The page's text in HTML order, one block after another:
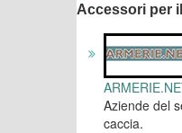
Accessori per
Aziende del
caccia.